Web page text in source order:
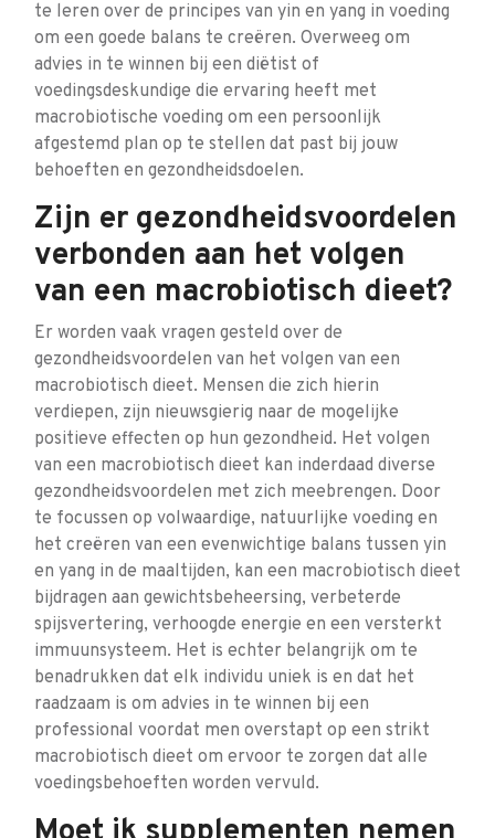
te leren over de principes van yin en yang in voeding
om een goede balans te creëren. Overweeg om
advies in te winnen bij een diëtist of
voedingsdeskundige die ervaring heeft met
macrobiotische voeding om een persoonlijk
afgestemd plan op te stellen dat past bij jouw
behoeften en gezondheidsdoelen.
Zijn er gezondheidsvoordelen
verbonden aan het volgen
van een macrobiotisch dieet?
Er worden vaak vragen gesteld over de
gezondheidsvoordelen van het volgen van een
macrobiotisch dieet. Mensen die zich hierin
verdiepen, zijn nieuwsgierig naar de mogelijke
positieve effecten op hun gezondheid. Het volgen
van een macrobiotisch dieet kan inderdaad diverse
gezondheidsvoordelen met zich meebrengen. Door
te focussen op volwaardige, natuurlijke voeding en
het creëren van een evenwichtige balans tussen yin
en yang in de maaltijden, kan een macrobiotisch dieet
bijdragen aan gewichtsbeheersing, verbeterde
spijsvertering, verhoogde energie en een versterkt
immuunsysteem. Het is echter belangrijk om te
benadrukken dat elk individu uniek is en dat het
raadzaam is om advies in te winnen bij een
professional voordat men overstapt op een strikt
macrobiotisch dieet om ervoor te zorgen dat alle
voedingsbehoeften worden vervuld.